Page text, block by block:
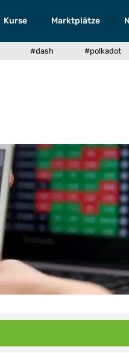
Kurse Marktplätze
#dash #polkadot